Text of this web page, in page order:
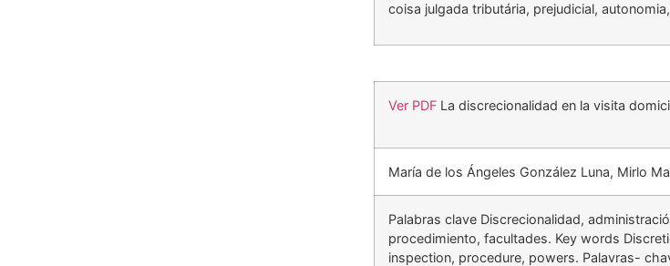
coisa julgada tributária, prejudicial,
Ver PDFLa discrecionalidad en la visita
María de los Ángeles González Luna, Mirlo
Palabras clave Discrecionalidad,
procedimiento, facultades. Key words
inspection, procedure, powers. Palavras-